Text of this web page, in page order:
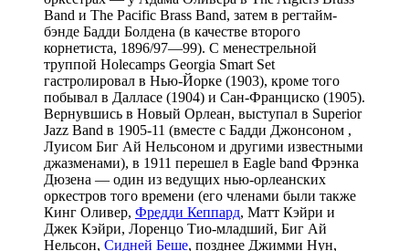
Band и The Pacific Brass Band, затем в регтайм-
бэнде Бадди Болдена (в качестве второго
корнетиста, 1896/97—99). С менестрельной
труппой Holecamps Georgia Smart Set
гастролировал в Нью-Йорке (1903), кроме того
побывал в Далласе (1904) и Сан-Франциско (1905).
Вернувшись в Новый Орлеан, выступал в Superior
Jazz Band в 1905-11 (вместе с Бадди Джонсоном ,
Луисом Биг Ай Нельсоном и другими известными
джазменами), в 1911 перешел в Eagle band Фрэнка
Дюзена — один из ведущих нью-орлеанских
оркестров того времени (его членами были также
Кинг Оливер, Фредди Кеппард, Матт Кэйри и
Джек Кэйри, Лоренцо Тио-младший, Биг Ай
Нельсон, Сидней Беше, позднее Джимми Нун,